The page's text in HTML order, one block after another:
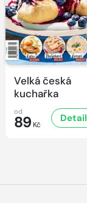
Velká česká
kuchařka
od
89 Kč
Detail